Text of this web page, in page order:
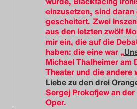
einzusetzen, sind
gescheitert. Zwei
aus den letzten zwölf
mir ein, die auf die
haben: die eine war „
Michael Thalheimer am
Theater und die andere
Liebe zu den drei
Sergej Prokofjew an
Oper.